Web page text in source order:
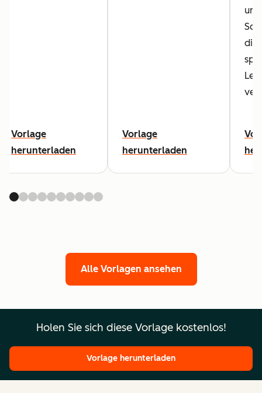
Vorlage
herunterladen
Vorlage
herunterladen
und
die
Alle Vorlagen ansehen
Holen Sie sich diese Vorlage kostenlos!
Vorlage herunterladen